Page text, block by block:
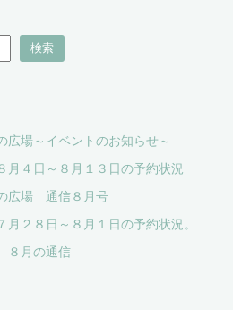
検索
場～イベントのお知らせ～
月４日～８月１３日の予約状況
広場 通信８月号
２８日～８月１日の予約状況。
８月の通信